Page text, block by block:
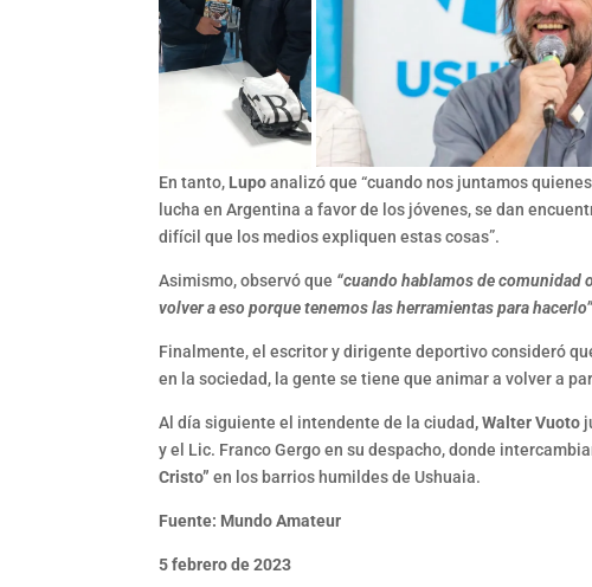
En tanto, Lupoanalizó que “cuando nos juntamos
lucha en Argentina a favor de los jóvenes, se dan
difícil que los medios expliquen estas cosas”.
Asimismo, observó que “cuando hablamos de comunidad
volver a eso porque tenemos las herramientas para
Finalmente, el escritor y dirigente deportivo consideró
en la sociedad, la gente se tiene que animar a volver a
Al día siguiente el intendente de la ciudad, Walter Vuoto
y el Lic. Franco Gergo en su despacho, donde
Cristo” en los barrios humildes de Ushuaia.
Fuente: Mundo Amateur
5 febrero de 2023